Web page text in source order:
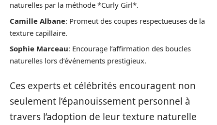
naturelles par la méthode *Curly Girl*.
Camille Albane: Promeut des coupes respectueuses de la
texture capillaire.
Sophie Marceau: Encourage l’affirmation des boucles
naturelles lors d’événements prestigieux.
Ces experts et célébrités encouragent non
seulement l’épanouissement personnel à
travers l’adoption de leur texture naturelle